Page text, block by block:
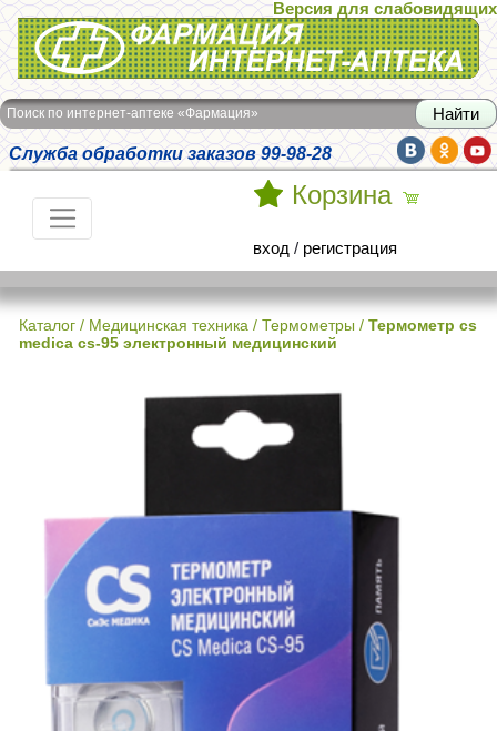
Интернет-аптека Фармация
Версия для слабовидящих
Поиск по интернет-аптеке «Фармация»
Служба обработки заказов 99-98-28
Корзина
вход / регистрация
Каталог / Медицинская техника / Термометры / Термометр cs
medica cs-95 электронный медицинский